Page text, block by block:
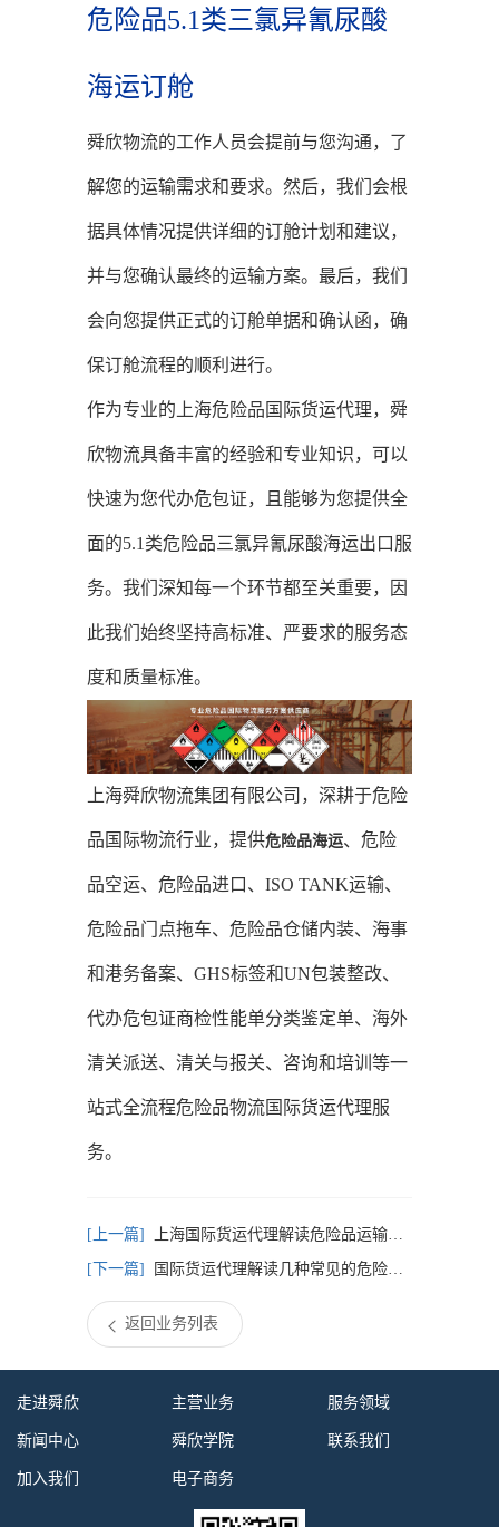
危险品5.1类三氯异氰尿酸
海运订舱
舜欣物流的工作人员会提前与您沟通，了
解您的运输需求和要求。然后，我们会根
据具体情况提供详细的订舱计划和建议，
并与您确认最终的运输方案。最后，我们
会向您提供正式的订舱单据和确认函，确
保订舱流程的顺利进行。
作为专业的上海危险品国际货运代理，舜
欣物流具备丰富的经验和专业知识，可以
快速为您代办危包证，且能够为您提供全
面的5.1类危险品三氯异氰尿酸海运出口服
务。我们深知每一个环节都至关重要，因
此我们始终坚持高标准、严要求的服务态
度和质量标准。
上海舜欣物流集团有限公司，深耕于危险
品国际物流行业，提供危险品海运、危险
品空运、危险品进口、ISO TANK运输、
危险品门点拖车、危险品仓储内装、海事
和港务备案、GHS标签和UN包装整改、
代办危包证商检性能单分类鉴定单、海外
清关派送、清关与报关、咨询和培训等一
站式全流程危险品物流国际货运代理服
务。
上海国际货运代理解读危险品运输包装注意事项及相关标准
国际货运代理解读几种常见的危险品海运包装订舱所需“危包证”形式
返回业务列表
走进舜欣 主营业务 服务领域
新闻中心 舜欣学院 联系我们
加入我们 电子商务